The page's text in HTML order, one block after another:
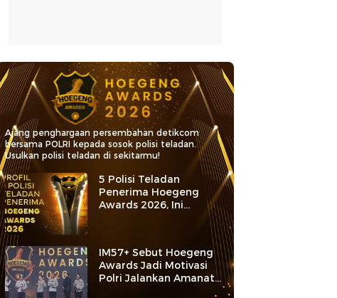
Ajang penghargaan persembahan detikcom
bersama POLRI kepada sosok polisi teladan.
Usulkan polisi teladan di sekitarmu!
5 Polisi Teladan
Penerima Hoegeng
Awards 2026, Ini
Kategori dan Kiprahnya
IM57+ Sebut Hoegeng
Awards Jadi Motivasi
Polri Jalankan Amanat